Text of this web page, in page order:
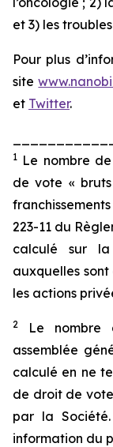
et 3) les
Pour plus
site
et Twitter.
1 Le nombre
de vote «
223-11 du
calculé sur la
auxquelles
les actions
2
Le nombre
assemblée
calculé en ne
de droit de
par la
information du